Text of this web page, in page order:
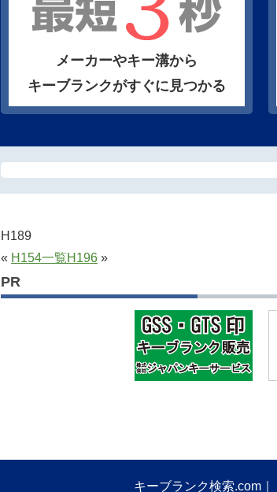
メーカーやキー溝から
キーブランクがすぐに見つかる
H189
« H154一覧H196 »
PR
キーブランク検索.com